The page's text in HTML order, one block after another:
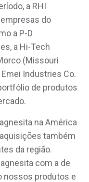
a RHI
do
a P-D
a Hi-Tech
(Missouri
Industries Co.
de produtos
na América
também
da região.
com a de
nossos produtos e